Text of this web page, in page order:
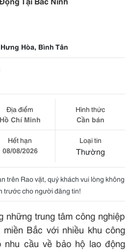
Hòa, Bình Tân
Địa điểm
Hồ Chí Minh
Hình thức
Cần bán
Hết hạn
08/08/2026
Loại tin
Thường
trên Rao vặt, quý khách vui lòng không
trước cho người đăng tin!
những trung tâm công nghiệp
Bắc với nhiều khu công
nhu cầu về bảo hộ lao động